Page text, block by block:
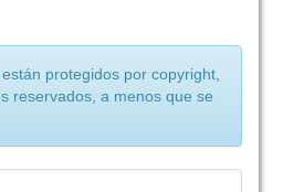
protegidos por copyright,
reservados, a menos que se